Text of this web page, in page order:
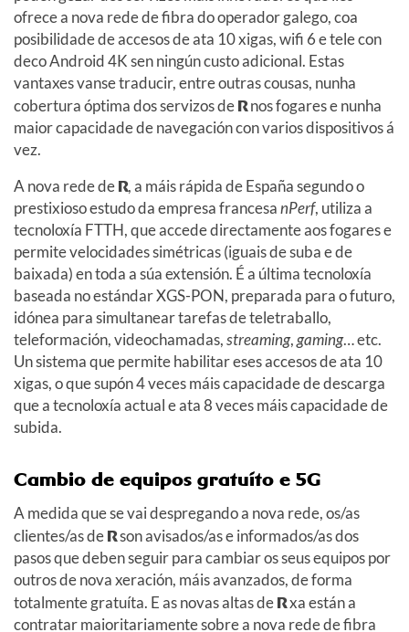
ofrece a nova rede de fibra do operador galego, coa
posibilidade de accesos de ata 10 xigas, wifi 6 e tele con
deco Android 4K sen ningún custo adicional. Estas
vantaxes vanse traducir, entre outras cousas, nunha
cobertura óptima dos servizos deRnos fogares e nunha
maior capacidade de navegación con varios dispositivos á
vez.
A nova rede deR, a máis rápida de España segundo o
prestixioso estudo da empresa francesanPerf, utiliza a
tecnoloxía FTTH, que accede directamente aos fogares e
permite velocidades simétricas (iguais de suba e de
baixada) en toda a súa extensión. É a última tecnoloxía
baseada no estándar XGS-PON, preparada para o futuro,
idónea para simultanear tarefas de teletraballo,
teleformación, videochamadas,streaming,gaming… etc.
Un sistema que permite habilitar eses accesos de ata 10
xigas, o que supón 4 veces máis capacidade de descarga
que a tecnoloxía actual e ata 8 veces máis capacidade de
subida.
Cambio de equipos gratuíto e 5G
A medida que se vai despregando a nova rede, os/as
clientes/as deRson avisados/as e informados/as dos
pasos que deben seguir para cambiar os seus equipos por
outros de nova xeración, máis avanzados, de forma
totalmente gratuíta. E as novas altas deRxa están a
contratar maioritariamente sobre a nova rede de fibra